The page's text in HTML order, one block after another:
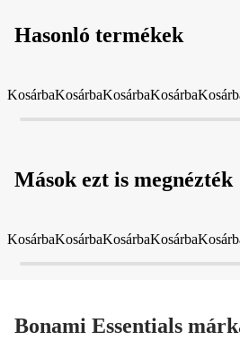
Hasonló termékek
KosárbaKosárbaKosárbaKosárba
Mások ezt is megnézték
KosárbaKosárbaKosárbaKosárba
Bonami Essentials